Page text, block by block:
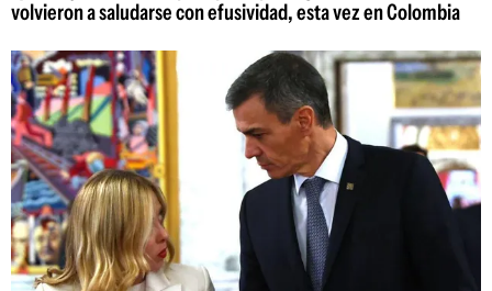
volvieron a saludarse con efusividad, esta vez en Colombia